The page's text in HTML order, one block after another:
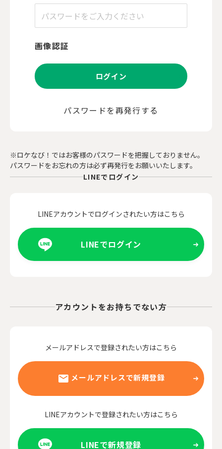
画像認証
ログイン
パスワードを再発行する
※ロケなび！ではお客様のパスワードを把握しておりません。
パスワードをお忘れの方は必ず再発行をお願いいたします。
LINEでログイン
LINEアカウントでログインされたい方はこちら
LINEでログイン
アカウントをお持ちでない方
メールアドレスで登録されたい方はこちら
メールアドレスで新規登録
LINEアカウントで登録されたい方はこちら
LINEで新規登録